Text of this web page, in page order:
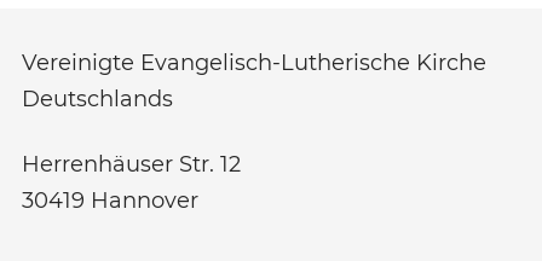
Vereinigte Evangelisch-Lutherische Kirche
Deutschlands
Herrenhäuser Str. 12
30419 Hannover